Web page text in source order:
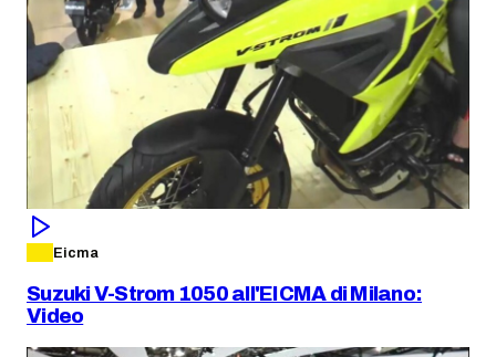
Eicma
Suzuki V-Strom 1050 all'EICMA di Milano:
Video